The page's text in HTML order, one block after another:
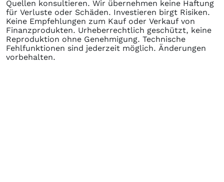
Quellen konsultieren. Wir übernehmen keine Haftung
für Verluste oder Schäden. Investieren birgt Risiken.
Keine Empfehlungen zum Kauf oder Verkauf von
Finanzprodukten. Urheberrechtlich geschützt, keine
Reproduktion ohne Genehmigung. Technische
Fehlfunktionen sind jederzeit möglich. Änderungen
vorbehalten.